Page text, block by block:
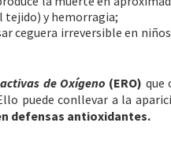
tejido) y hemorragia;
ceguera irreversible en
de Oxígeno (ERO) que
puede conllevar a la
defensas antioxidantes.